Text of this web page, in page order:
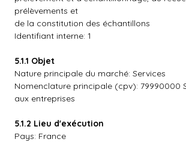
prélèvements et
de la constitution des échantillons
Identifiant interne: 1
5.1.1 Objet
Nature principale du marché: Services
Nomenclature principale (cpv): 79990000
aux entreprises
5.1.2 Lieu d'exécution
Pays: France